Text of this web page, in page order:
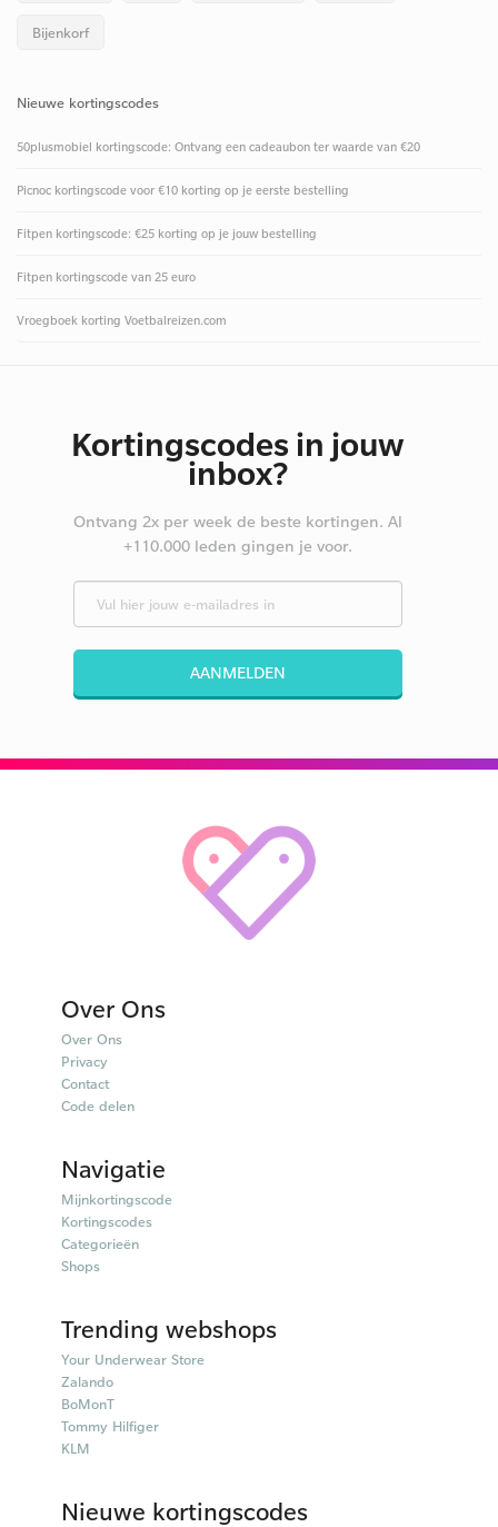
Bijenkorf
Nieuwe kortingscodes
50plusmobiel kortingscode: Ontvang een cadeaubon ter waarde van €20
Picnoc kortingscode voor €10 korting op je eerste bestelling
Fitpen kortingscode: €25 korting op je jouw bestelling
Fitpen kortingscode van 25 euro
Vroegboek korting Voetbalreizen.com
Kortingscodes in jouw
inbox?
Ontvang 2x per week de beste kortingen. Al
+110.000 leden gingen je voor.
AANMELDEN
Over Ons
Over Ons
Privacy
Contact
Code delen
Navigatie
Mijnkortingscode
Kortingscodes
Categorieën
Shops
Trending webshops
Your Underwear Store
Zalando
BoMonT
Tommy Hilfiger
KLM
Nieuwe kortingscodes